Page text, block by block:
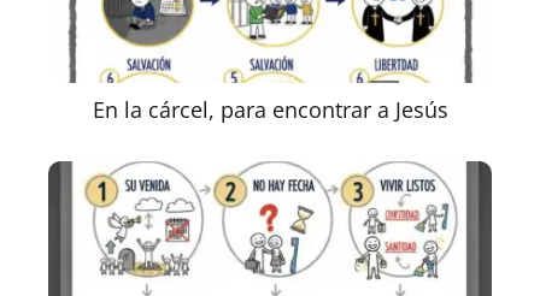
En la cárcel, para encontrar a Jesús